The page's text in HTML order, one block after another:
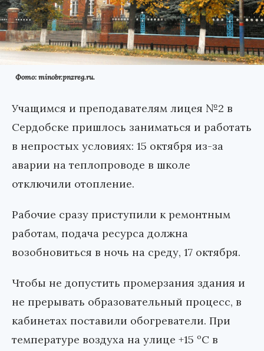
Фото: minobr.pnzreg.ru.
Учащимся и преподавателям лицея №2 в
Сердобске пришлось заниматься и работать
в непростых условиях: 15 октября из-за
аварии на теплопроводе в школе
отключили отопление.
Рабочие сразу приступили к ремонтным
работам, подача ресурса должна
возобновиться в ночь на среду, 17 октября.
Чтобы не допустить промерзания здания и
не прерывать образовательный процесс, в
кабинетах поставили обогреватели. При
температуре воздуха на улице +15 ºС в